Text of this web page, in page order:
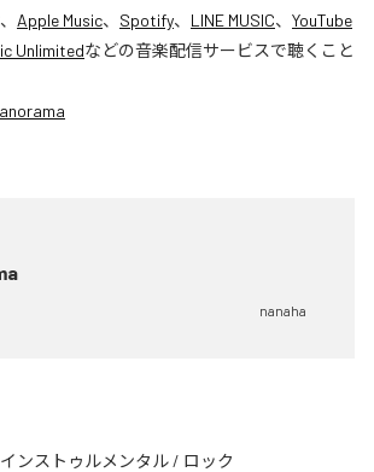
Apple Music、 Spotify、 LINE MUSIC、 YouTube
Unlimitedなどの音楽配信サービスで聴くこと
nanaha
インストゥルメンタル / ロック